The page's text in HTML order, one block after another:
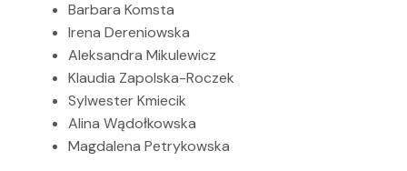
Barbara Komsta
Irena Dereniowska
Aleksandra Mikulewicz
Klaudia Zapolska-Roczek
Sylwester Kmiecik
Alina Wądołkowska
Magdalena Petrykowska